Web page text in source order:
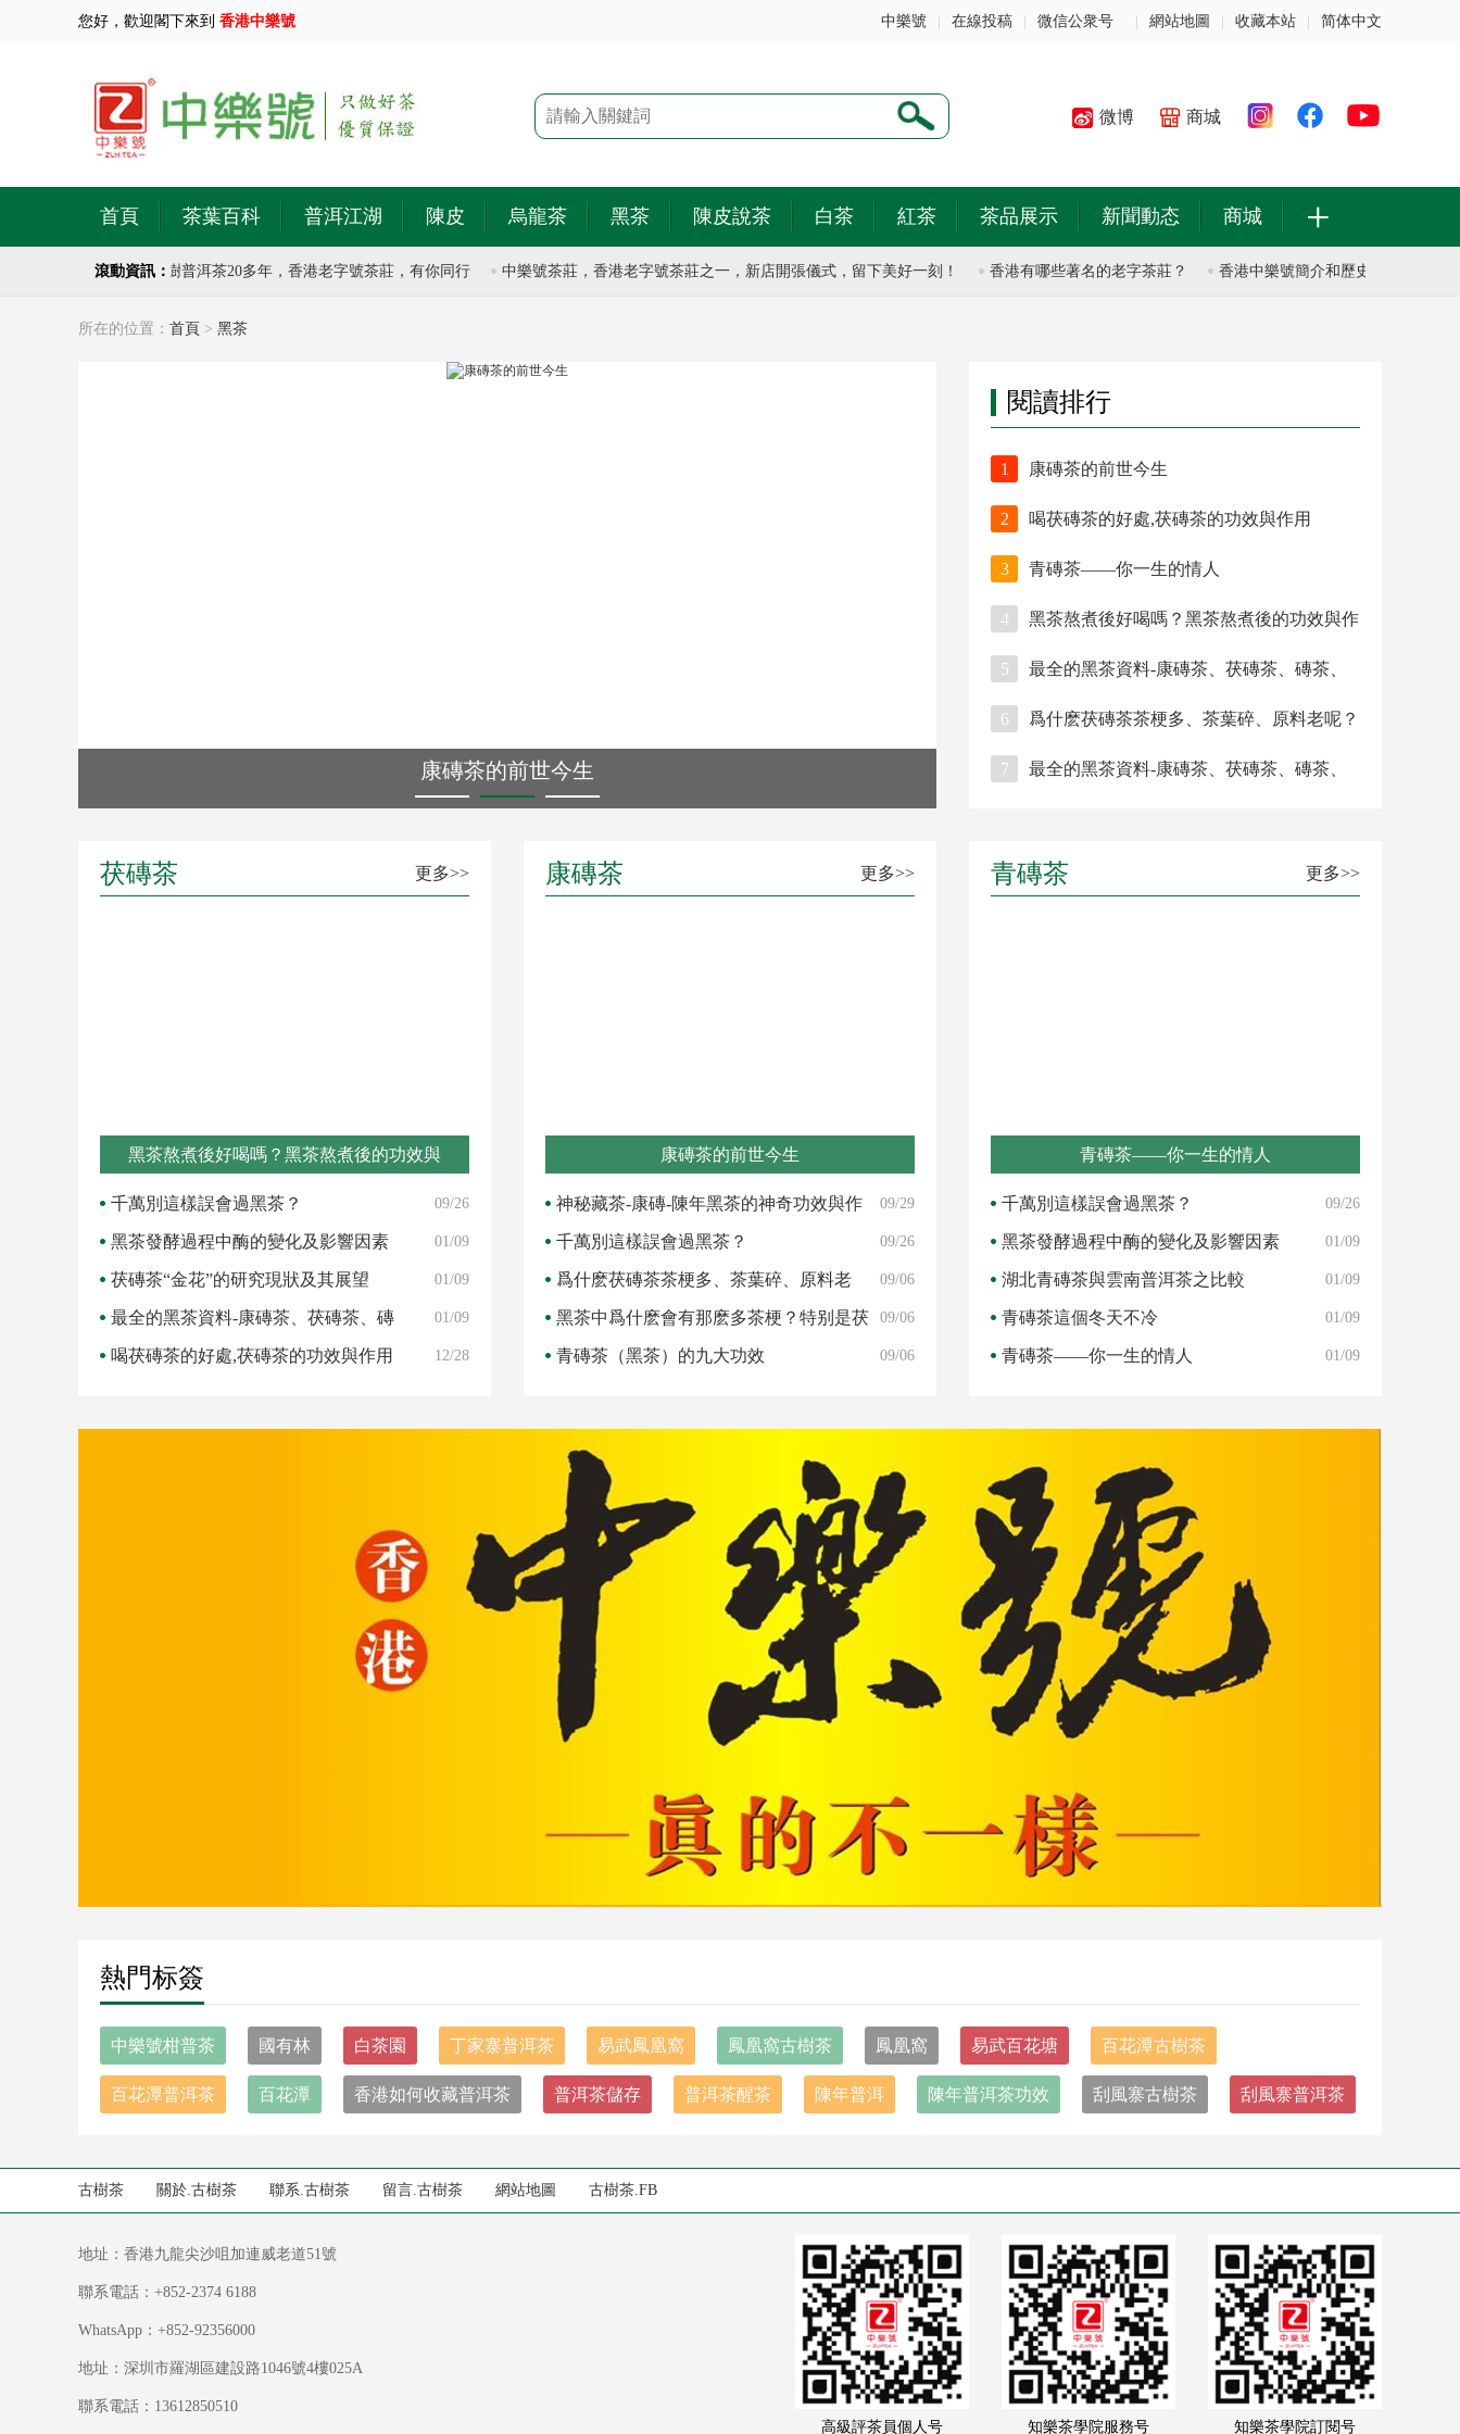
您好，歡迎閣下來到 香港中樂號 中樂號 在線投稿 微信公衆号 網站地圖 收藏本站 简体中文
微博 商城
首頁 茶葉百科 普洱江湖 陳皮 烏龍茶 黑茶 陳皮說茶 白茶 紅茶 茶品展示 新聞動态 商城 +
滾動資訊：
樂號茶莊，專注於古樹普洱茶20多年，香港老字號茶莊，有你同行 中樂號茶莊，香港老字號茶莊之一，新店開張儀式，留下美好一刻！ 香港有哪些著名的老字茶莊？ 香港中樂號簡介和歷史
所在的位置： 首頁 > 黑茶
康磚茶的前世今生
閱讀排行
1 康磚茶的前世今生
2 喝茯磚茶的好處,茯磚茶的功效與作用
3 青磚茶——你一生的情人
4 黑茶熬煮後好喝嗎？黑茶熬煮後的功效與作
用
5 最全的黑茶資料-康磚茶、茯磚茶、磚茶、
六安茶、六堡茶
6 爲什麽茯磚茶茶梗多、茶葉碎、原料老呢？
黑茶都這？
7 最全的黑茶資料-康磚茶、茯磚茶、磚茶、
茯磚茶 更多>>
黑茶熬煮後好喝嗎？黑茶熬煮後的功效與
09/26
千萬別這樣誤會過黑茶？
01/09
黑茶發酵過程中酶的變化及影響因素
01/09
茯磚茶“金花”的研究現狀及其展望
01/09
最全的黑茶資料-康磚茶、茯磚茶、磚
茶、六安 12/28
喝茯磚茶的好處,茯磚茶的功效與作用
康磚茶 更多>>
康磚茶的前世今生
09/29
神秘藏茶-康磚-陳年黑茶的神奇功效與作
用(視 09/26
千萬別這樣誤會過黑茶？
09/06
爲什麽茯磚茶茶梗多、茶葉碎、原料老
呢？黑 09/06
黑茶中爲什麽會有那麽多茶梗？特别是茯
磚 09/06
青磚茶（黑茶）的九大功效
青磚茶 更多>>
青磚茶——你一生的情人
09/26
千萬別這樣誤會過黑茶？
01/09
黑茶發酵過程中酶的變化及影響因素
01/09
湖北青磚茶與雲南普洱茶之比較
01/09
青磚茶這個冬天不冷
01/09
青磚茶——你一生的情人
熱門标簽
中樂號柑普茶 國有林 白茶園 丁家寨普洱茶 易武鳳凰窩 鳳凰窩古樹茶 鳳凰窩 易武百花塘 百花潭古樹茶
百花潭普洱茶 百花潭 香港如何收藏普洱茶 普洱茶儲存 普洱茶醒茶 陳年普洱 陳年普洱茶功效 刮風寨古樹茶 刮風寨普洱茶
古樹茶 關於.古樹茶 聯系.古樹茶 留言.古樹茶 網站地圖 古樹茶.FB
地址：香港九龍尖沙咀加連威老道51號
聯系電話：+852-2374 6188
WhatsApp：+852-92356000
地址：深圳市羅湖區建設路1046號4樓025A
聯系電話：13612850510
高級評茶員個人号
知樂茶學院服務号 知樂茶學院訂閱号